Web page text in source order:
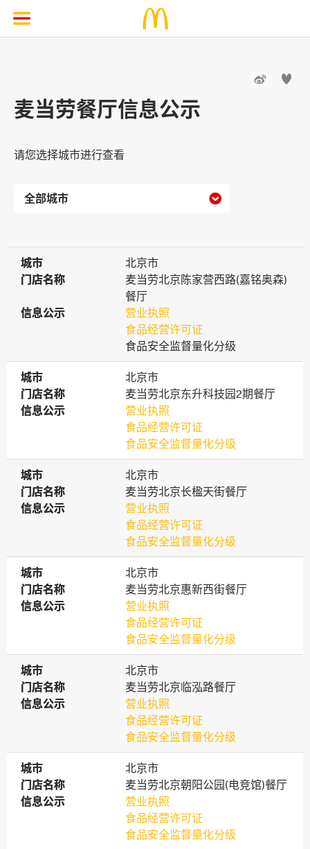
 
麦当劳餐厅信息公示
请您选择城市进行查看

城市
城市
北京市
门店名称
门店名称
麦当劳北京陈家营西路(嘉铭奥森)
餐厅
信息公示
信息公示
营业执照
食品经营许可证
食品安全监督量化分级
城市
城市
北京市
门店名称
门店名称
麦当劳北京东升科技园2期餐厅
信息公示
信息公示
营业执照
食品经营许可证
食品安全监督量化分级
城市
城市
北京市
门店名称
门店名称
麦当劳北京长楹天街餐厅
信息公示
信息公示
营业执照
食品经营许可证
食品安全监督量化分级
城市
城市
北京市
门店名称
门店名称
麦当劳北京惠新西街餐厅
信息公示
信息公示
营业执照
食品经营许可证
食品安全监督量化分级
城市
城市
北京市
门店名称
门店名称
麦当劳北京临泓路餐厅
信息公示
信息公示
营业执照
食品经营许可证
食品安全监督量化分级
城市
城市
北京市
门店名称
门店名称
麦当劳北京朝阳公园(电竞馆)餐厅
信息公示
信息公示
营业执照
食品经营许可证
食品安全监督量化分级